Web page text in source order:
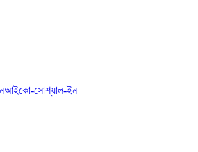
আইকো-সোশ্যাল-ইন